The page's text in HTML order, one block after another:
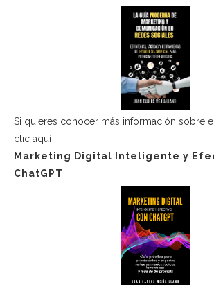
Si quieres conocer más información sobre
clic aquí
Marketing Digital Inteligente y
ChatGPT